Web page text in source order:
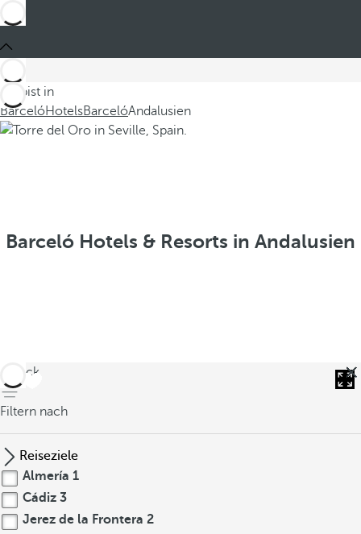
Du bist in
BarcelóHotelsBarcelóAndalusien
Barceló Hotels & Resorts in Andalusien
zurück
Filtern nach
Reiseziele
Almería 1
Cádiz 3
Jerez de la Frontera 2